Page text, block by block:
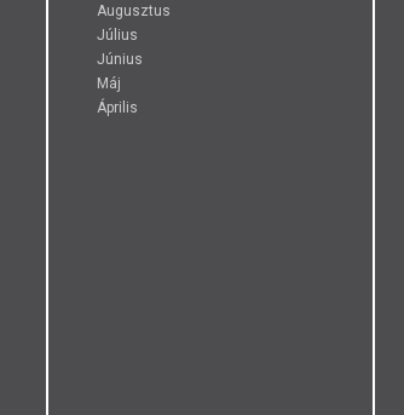
Augusztus
Július
Június
Máj
Április